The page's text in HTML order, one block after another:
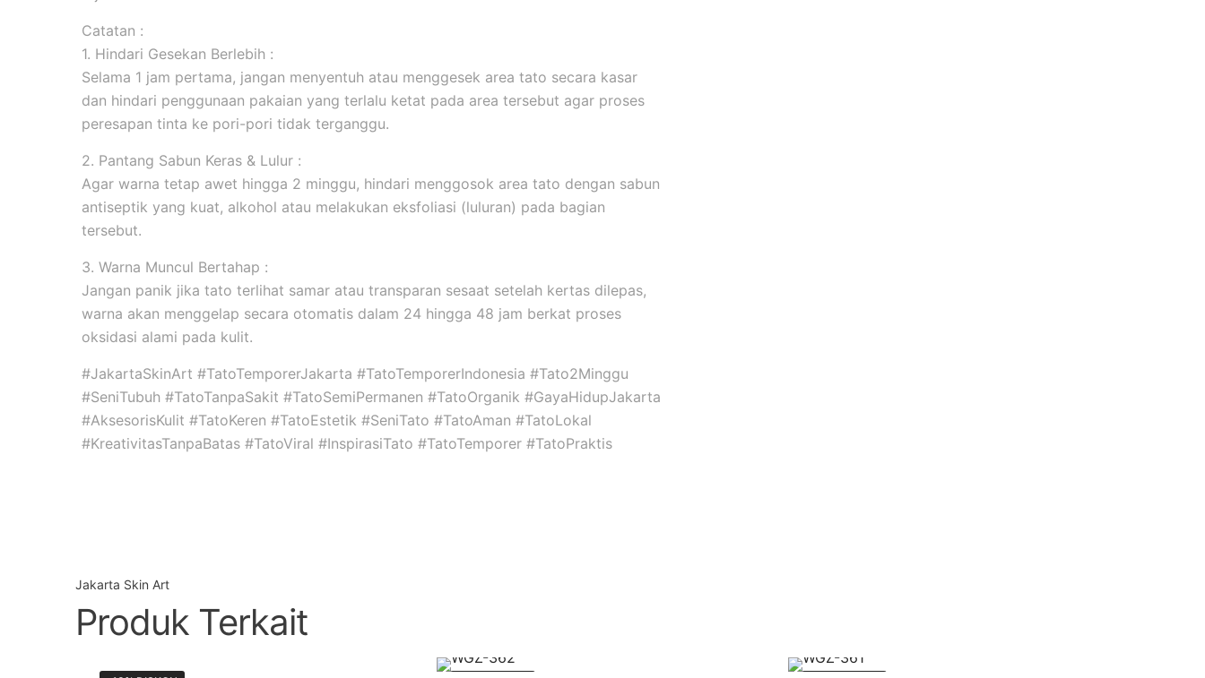
Catatan :
1. Hindari Gesekan Berlebih :
Selama 1 jam pertama, jangan menyentuh atau menggesek area tato secara kasar
dan hindari penggunaan pakaian yang terlalu ketat pada area tersebut agar proses
peresapan tinta ke pori-pori tidak terganggu.
2. Pantang Sabun Keras & Lulur :
Agar warna tetap awet hingga 2 minggu, hindari menggosok area tato dengan sabun
antiseptik yang kuat, alkohol atau melakukan eksfoliasi (luluran) pada bagian
tersebut.
3. Warna Muncul Bertahap :
Jangan panik jika tato terlihat samar atau transparan sesaat setelah kertas dilepas,
warna akan menggelap secara otomatis dalam 24 hingga 48 jam berkat proses
oksidasi alami pada kulit.
#JakartaSkinArt #TatoTemporerJakarta #TatoTemporerIndonesia #Tato2Minggu
#SeniTubuh #TatoTanpaSakit #TatoSemiPermanen #TatoOrganik #GayaHidupJakarta
#AksesorisKulit #TatoKeren #TatoEstetik #SeniTato #TatoAman #TatoLokal
#KreativitasTanpaBatas #TatoViral #InspirasiTato #TatoTemporer #TatoPraktis
Jakarta Skin Art
Produk Terkait